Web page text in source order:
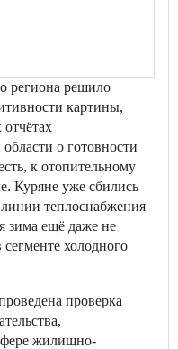
региона решило
картины,
о готовности
к отопительному
Куряне уже сбились
линии теплоснабжения
зима ещё даже не
холодного
проверка
жилищно-